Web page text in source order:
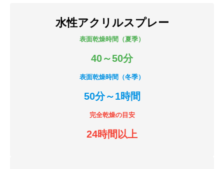
水性アクリルスプレー
表面乾燥時間（夏季）
40～50分
表面乾燥時間（冬季）
50分～1時間
完全乾燥の目安
24時間以上